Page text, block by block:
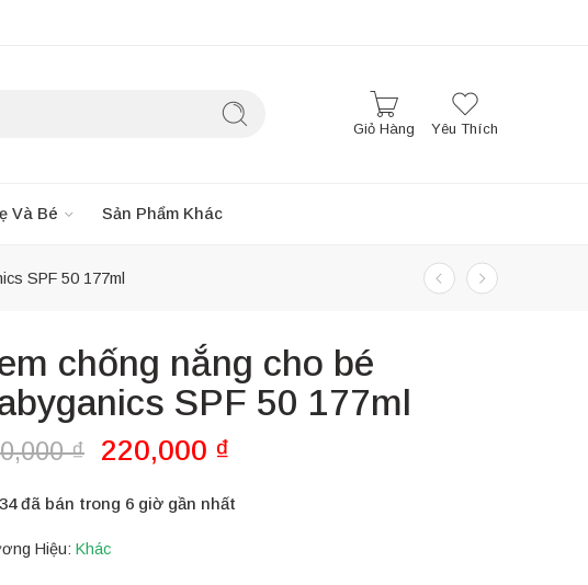
Giỏ Hàng Yêu Thích
Và Bé Sản Phẩm Khác
SPF 50 177ml
chống nắng cho bé
SPF 50 177ml
₫ 220,000 ₫
34 đã bán trong 6 giờ gần nhất
Hiệu: Khác